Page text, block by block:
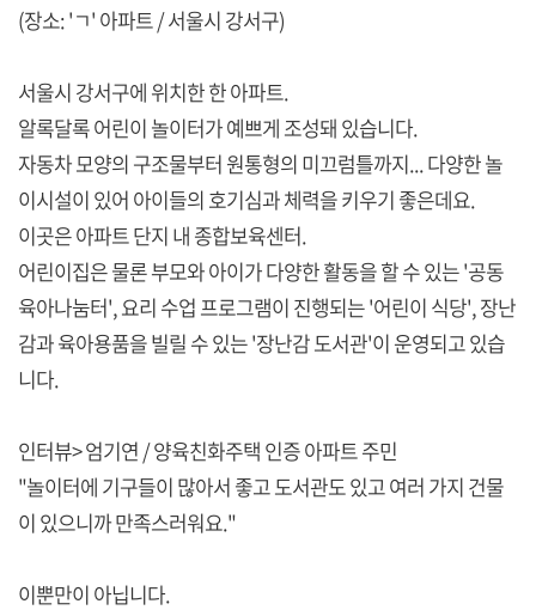
(장소: 'ㄱ' 아파트 / 서울시 강서구)
서울시 강서구에 위치한 한 아파트.
알록달록 어린이 놀이터가 예쁘게 조성돼 있습니다.
자동차 모양의 구조물부터 원통형의 미끄럼틀까지... 다양한 놀
이시설이 있어 아이들의 호기심과 체력을 키우기 좋은데요.
이곳은 아파트 단지 내 종합보육센터.
어린이집은 물론 부모와 아이가 다양한 활동을 할 수 있는 '공동
육아나눔터', 요리 수업 프로그램이 진행되는 '어린이 식당', 장난
감과 육아용품을 빌릴 수 있는 '장난감 도서관'이 운영되고 있습
니다.
인터뷰> 엄기연 / 양육친화주택 인증 아파트 주민
"놀이터에 기구들이 많아서 좋고 도서관도 있고 여러 가지 건물
이 있으니까 만족스러워요."
이뿐만이 아닙니다.